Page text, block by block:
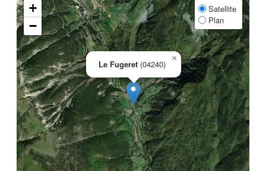
Le Fugeret (04240)
×
+
−
Satellite
Plan